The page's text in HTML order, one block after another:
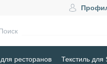
ресторанов Текстиль для